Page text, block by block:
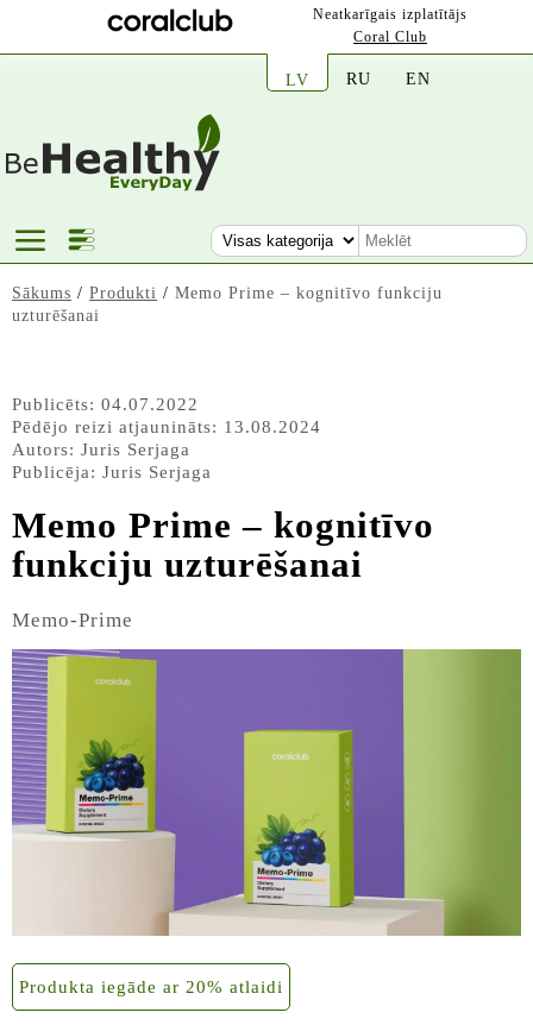
Neatkarīgais izplatītājs
Coral Club
LV RU EN
Sākums / Produkti / Memo Prime – kognitīvo funkciju
uzturēšanai
Publicēts: 04.07.2022
Pēdējo reizi atjaunināts: 13.08.2024
Autors: Juris Serjaga
Publicēja: Juris Serjaga
Memo Prime – kognitīvo
funkciju uzturēšanai
Memo-Prime
Produkta iegāde ar 20% atlaidi